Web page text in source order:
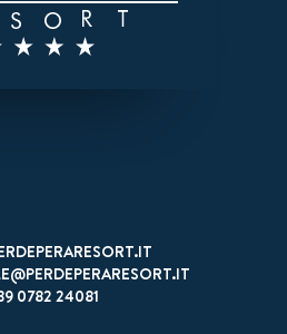
0782 24081